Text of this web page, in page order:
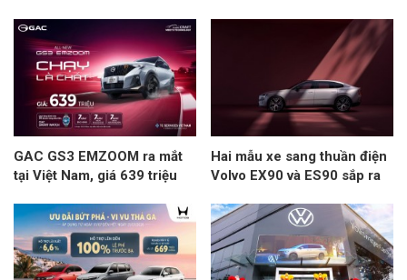
Việt Nam
GAC GS3 EMZOOM ra mắt
tại Việt Nam, giá 639 triệu
Hai mẫu xe sang thuần điện
Volvo EX90 và ES90 sắp ra